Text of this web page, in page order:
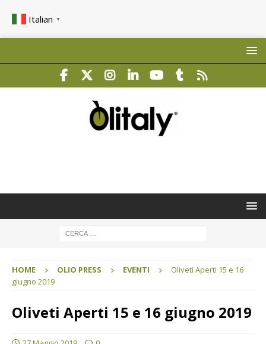
Italian ▼
HOME OLIO PRESS EVENTI
Oliveti Aperti 15 e 16
giugno 2019
Oliveti Aperti 15 e 16 giugno 2019